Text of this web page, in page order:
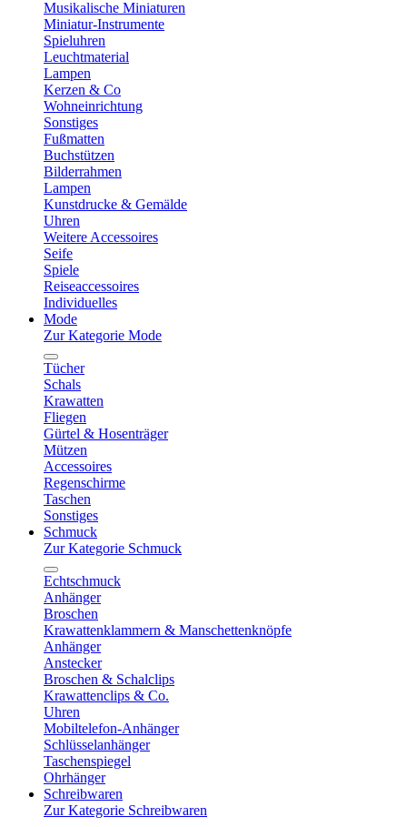
Musikalische Miniaturen
Miniatur-Instrumente
Spieluhren
Leuchtmaterial
Lampen
Kerzen & Co
Wohneinrichtung
Sonstiges
Fußmatten
Buchstützen
Bilderrahmen
Lampen
Kunstdrucke & Gemälde
Uhren
Weitere Accessoires
Seife
Spiele
Reiseaccessoires
Individuelles
Mode
Zur Kategorie Mode
Tücher
Schals
Krawatten
Fliegen
Gürtel & Hosenträger
Mützen
Accessoires
Regenschirme
Taschen
Sonstiges
Schmuck
Zur Kategorie Schmuck
Echtschmuck
Anhänger
Broschen
Krawattenklammern & Manschettenknöpfe
Anhänger
Anstecker
Broschen & Schalclips
Krawattenclips & Co.
Uhren
Mobiltelefon-Anhänger
Schlüsselanhänger
Taschenspiegel
Ohrhänger
Schreibwaren
Zur Kategorie Schreibwaren